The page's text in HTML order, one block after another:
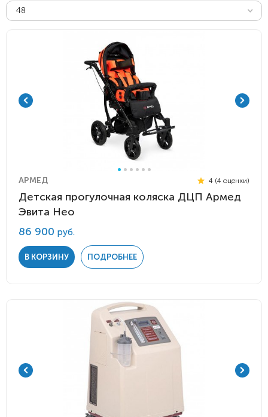
48
АРМЕД 4 (4 оценки)
Детская прогулочная коляска ДЦП Армед
Эвита Нео
86 900 руб.
В КОРЗИНУ ПОДРОБНЕЕ